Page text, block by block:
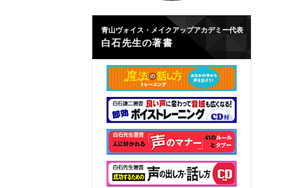
青山ヴォイス・メイクアップアカデミー代表
白石先生の著書